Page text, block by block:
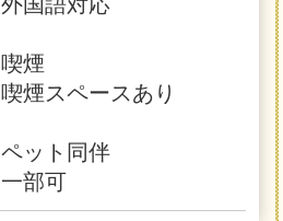
外国語対応
喫煙
喫煙スペースあり
ペット同伴
一部可